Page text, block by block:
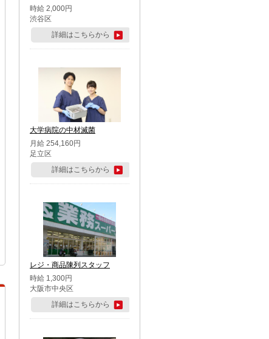
時給 2,000円
渋谷区
詳細はこちらから
大学病院の中材滅菌
月給 254,160円
足立区
詳細はこちらから
レジ・商品陳列スタッフ
時給 1,300円
大阪市中央区
詳細はこちらから